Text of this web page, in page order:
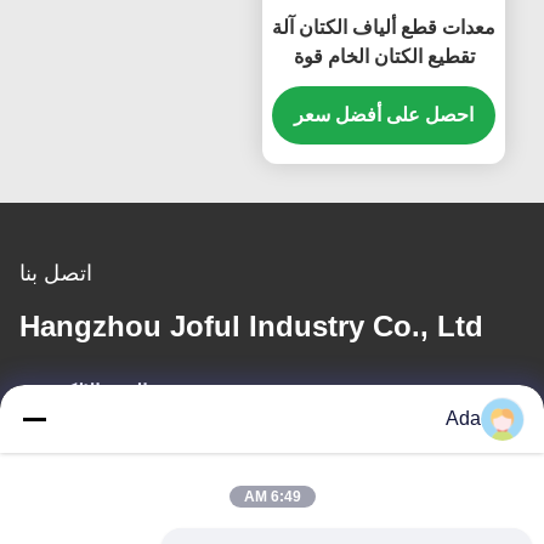
معدات قطع ألياف الكتان آلة
تقطيع الكتان الخام قوة
كبيرة
احصل على أفضل سعر
اتصل بنا
Hangzhou Joful Industry Co., Ltd
البريد الإلكتروني
Ada
6:49 AM